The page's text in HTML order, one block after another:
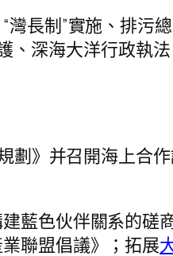
長制”實施、排污
、深海大洋行政執
劃》并召開海上合作
藍色伙伴關系的磋
聯盟倡議》；拓展